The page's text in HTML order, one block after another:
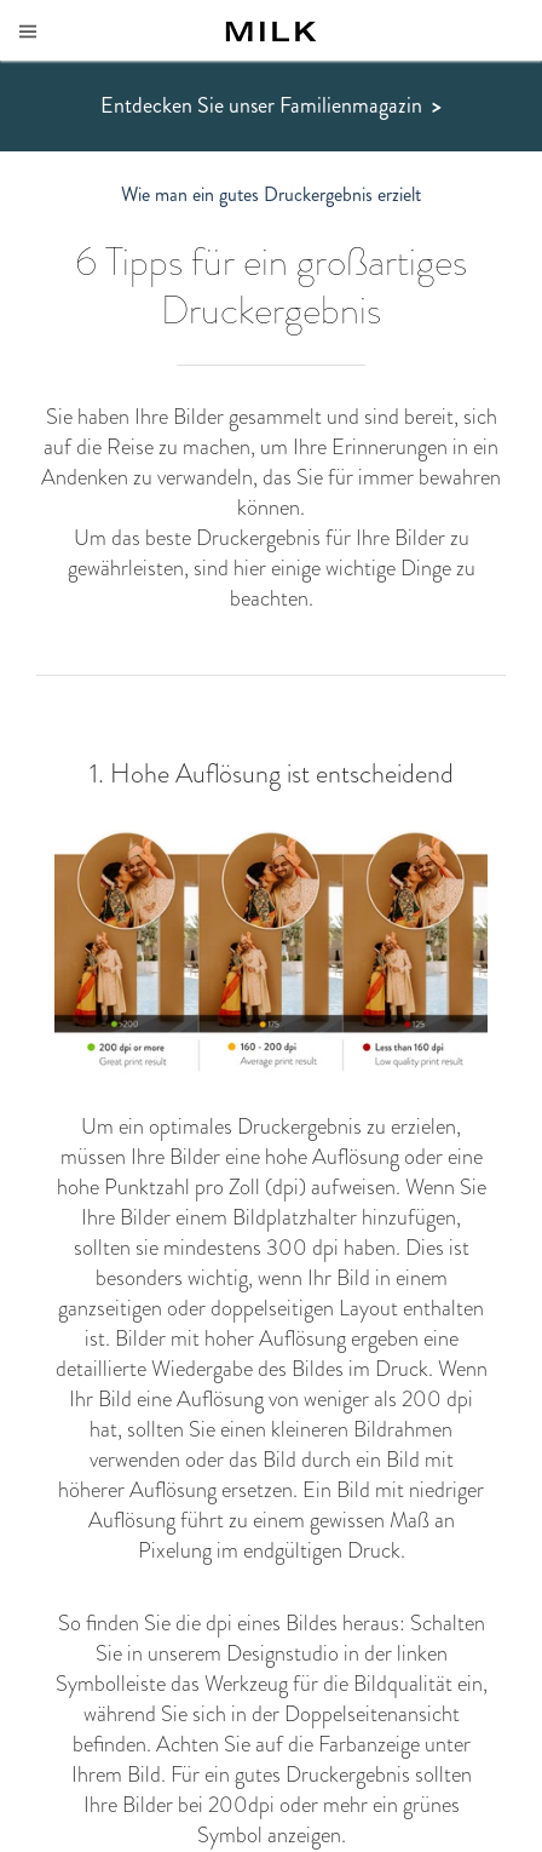
Entdecken Sie unser Familienmagazin >
Wie man ein gutes Druckergebnis erzielt
6 Tipps für ein großartiges
Druckergebnis
Sie haben Ihre Bilder gesammelt und sind bereit, sich
auf die Reise zu machen, um Ihre Erinnerungen in ein
Andenken zu verwandeln, das Sie für immer bewahren
können.
Um das beste Druckergebnis für Ihre Bilder zu
gewährleisten, sind hier einige wichtige Dinge zu
beachten.
1. Hohe Auflösung ist entscheidend
Um ein optimales Druckergebnis zu erzielen,
müssen Ihre Bilder eine hohe Auflösung oder eine
hohe Punktzahl pro Zoll (dpi) aufweisen. Wenn Sie
Ihre Bilder einem Bildplatzhalter hinzufügen,
sollten sie mindestens 300 dpi haben. Dies ist
besonders wichtig, wenn Ihr Bild in einem
ganzseitigen oder doppelseitigen Layout enthalten
ist. Bilder mit hoher Auflösung ergeben eine
detaillierte Wiedergabe des Bildes im Druck. Wenn
Ihr Bild eine Auflösung von weniger als 200 dpi
hat, sollten Sie einen kleineren Bildrahmen
verwenden oder das Bild durch ein Bild mit
höherer Auflösung ersetzen. Ein Bild mit niedriger
Auflösung führt zu einem gewissen Maß an
Pixelung im endgültigen Druck.
So finden Sie die dpi eines Bildes heraus: Schalten
Sie in unserem Designstudio in der linken
Symbolleiste das Werkzeug für die Bildqualität ein,
während Sie sich in der Doppelseitenansicht
befinden. Achten Sie auf die Farbanzeige unter
Ihrem Bild. Für ein gutes Druckergebnis sollten
Ihre Bilder bei 200dpi oder mehr ein grünes
Symbol anzeigen.